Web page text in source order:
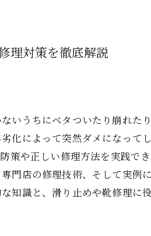
理対策を徹底解説
いうちにベタついたり崩れ
化によって突然ダメになっ
策や正しい修理方法を実践で
門店の修理技術、そして実例
知識と、滑り止めや靴修理に